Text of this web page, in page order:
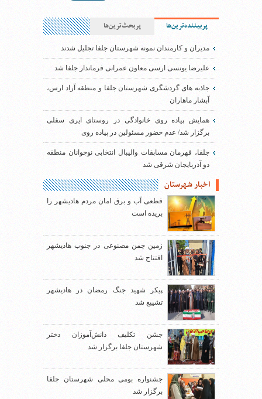
پربیننده‌ترین‌ها پربحث‌ترین‌ها
مدیران و کارمندان نمونه شهرستان جلفا تجلیل شدند
علیرضا یونسی ارسی معاون عمرانی فرماندار جلفا شد
جاذبه های گردشگری شهرستان جلفا و منطقه آزاد ارس،
آبشار ماهاران
همایش پیاده روی خانوادگی در روستای ایری سفلی
برگزار شد/ عدم حضور مسئولین در پیاده روی
جلفا، قهرمان مسابقات والیبال انتخابی نوجوانان منطقه
دو آذربایجان شرقی شد
اخبار شهرستان
قطعی آب و برق امان مردم هادیشهر را
بریده است
زمین چمن مصنوعی در جنوب هادیشهر
افتتاح شد
پیکر شهید جنگ رمضان در هادیشهر
تشییع شد
جشن تکلیف دانش‌آموزان دختر
شهرستان جلفا برگزار شد
جشنواره بومی محلی شهرستان جلفا
برگزار شد